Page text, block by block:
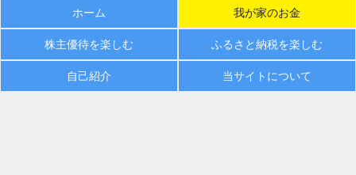
ホーム 我が家のお金
株主優待を楽しむ ふるさと納税を楽しむ
自己紹介 当サイトについて